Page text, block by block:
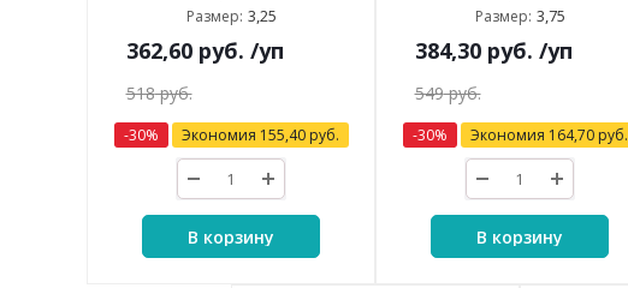
Размер: 3,25
362,60руб. /уп
518руб.
-30% Экономия 155,40руб.
В корзину
Размер: 3,75
384,30руб. /уп
549руб.
-30% Экономия 164,70руб.
В корзину